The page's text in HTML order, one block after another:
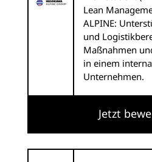
Lean
ALPINE:
und
Maßnahmen
in einem
Unternehmen.
Jetzt